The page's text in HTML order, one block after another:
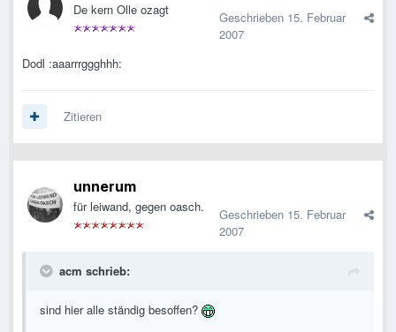
De kern Olle ozagt Geschrieben 15. Februar
2007
Dodl :aaarrrggghhh:
Zitieren
unnerum
für leiwand, gegen oasch. Geschrieben 15. Februar
2007
acm schrieb:
sind hier alle ständig besoffen?